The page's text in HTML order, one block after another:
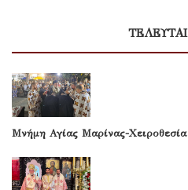
Μνήμη Αγίας Μαρίνας-